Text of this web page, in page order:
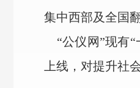
集中西部及全国
“公仪网”现有“
上线，对提升社